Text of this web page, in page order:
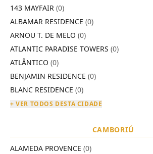
143 MAYFAIR (0)
ALBAMAR RESIDENCE (0)
ARNOU T. DE MELO (0)
ATLANTIC PARADISE TOWERS (0)
ATLÂNTICO (0)
BENJAMIN RESIDENCE (0)
BLANC RESIDENCE (0)
+ VER TODOS DESTA CIDADE
CAMBORIÚ
ALAMEDA PROVENCE (0)